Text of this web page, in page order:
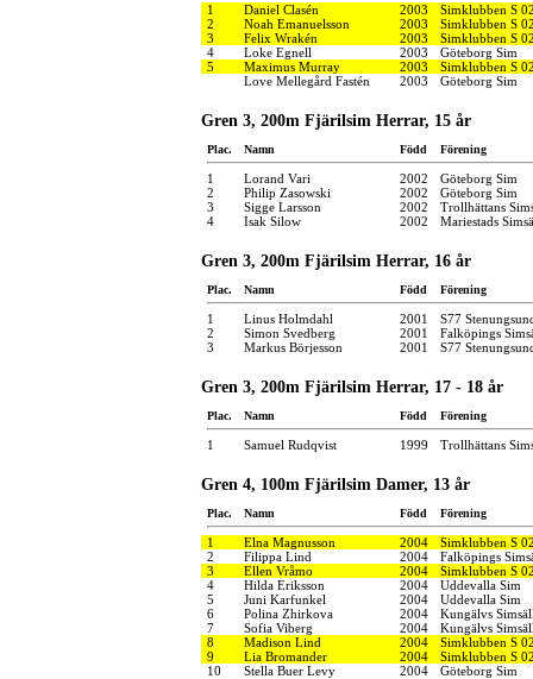
1 Daniel Clasén 2003
Simklubben S
2
Noah Emanuelsson 2003
Simklubben S
3
Felix Wrakén 2003
Simklubben S
4
Loke Egnell 2003
Göteborg Sim
5
Maximus Murray 2003
Simklubben S
Love Mellegård Fastén
2003 Göteborg Sim
Gren 3, 200m Fjärilsim Herrar, 15 år
Plac. Namn Född Förening
1 Lorand Vari 2002
Göteborg Sim
2
Philip Zasowski 2002
Göteborg Sim
3
Sigge Larsson 2002
Trollhättans
4
Isak Silow 2002 Mariestads
Gren 3, 200m Fjärilsim Herrar, 16 år
Plac. Namn Född Förening
1 Linus Holmdahl 2001
S77
2
Simon Svedberg 2001
Falköpings
3
Markus Börjesson 2001 S77
Gren 3, 200m Fjärilsim Herrar, 17 - 18 år
Plac. Namn Född Förening
1 Samuel Rudqvist 1999 Trollhättans
Gren 4, 100m Fjärilsim Damer, 13 år
Plac. Namn Född Förening
1 Elna Magnusson 2004
Simklubben S
2
Filippa Lind 2004
Falköpings
3
Ellen Vråmo 2004
Simklubben S
4
Hilda Eriksson 2004
Uddevalla Sim
5
Juni Karfunkel 2004
Uddevalla Sim
6
Polina Zhirkova 2004
Kungälvs
7
Sofia Viberg 2004
Kungälvs
8
Madison Lind 2004
Simklubben S
9
Lia Bromander 2004
Simklubben S
10
Stella Buer Levy 2004 Göteborg Sim